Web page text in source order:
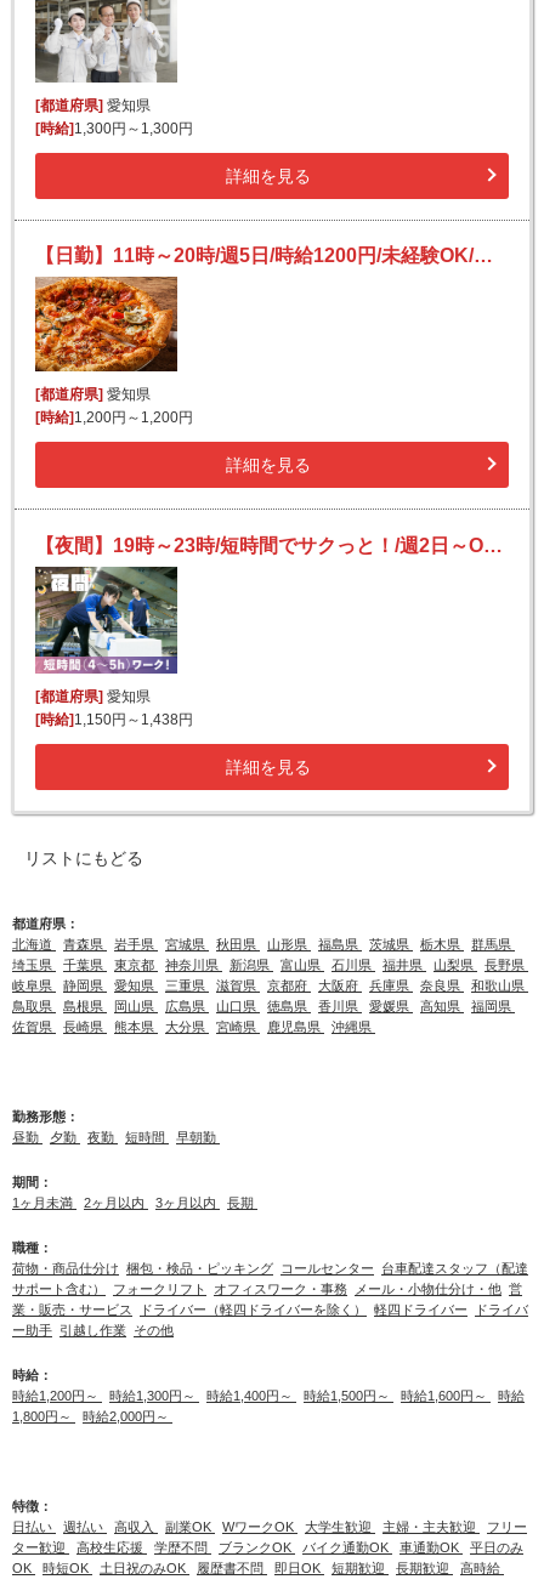
[都道府県]愛知県
[時給]1,300円～1,300円
詳細を見る
【日勤】11時～20時/週5日/時給1200円/未経験OK/日払い可(規定有)/食品の仕分け・検品
[都道府県] 愛知県
[時給] 1,200円～1,200円
詳細を見る
【夜間】19時～23時/短時間でサクっと！/週2日～OK/未経験歓迎/かんたん仕分け
[都道府県] 愛知県
[時給] 1,150円～1,438円
詳細を見る
リストにもどる
都道府県：
北海道
青森県 岩手県 宮城県 秋田県 山形県 福島県 茨城県 栃木県
群馬県
埼玉県
千葉県 東京都 神奈川県 新潟県 富山県 石川県 福井県 山梨県
長野県
岐阜県
静岡県 愛知県 三重県 滋賀県 京都府 大阪府 兵庫県 奈良県
和歌山県
鳥取県
島根県 岡山県 広島県 山口県 徳島県 香川県 愛媛県 高知県
福岡県
佐賀県
長崎県 熊本県 大分県 宮崎県 鹿児島県 沖縄県
勤務形態：
昼勤
夕勤 夜勤 短時間 早朝勤
期間：
1ヶ月未満
2ヶ月以内 3ヶ月以内 長期
職種：
荷物・商品仕分け 梱包・検品・ピッキング コールセンター
台車配達スタッフ（配達
サポート含む）
フォークリフト オフィスワーク・事務 メール・小物仕分け・他 営
業・販売・サービス
ドライバー（軽四ドライバーを除く） 軽四ドライバー
ドライバ
ー助手 引越し作業 その他
時給：
時給1,200円～
時給1,300円～ 時給1,400円～ 時給1,500円～ 時給1,600円～
時給
1,800円～
時給2,000円～
特徴：
日払い
週払い 高収入 副業OK WワークOK 大学生歓迎 主婦・主夫歓迎
フリー
ター歓迎
高校生応援 学歴不問 ブランクOK バイク通勤OK 車通勤OK
平日のみ
OK
時短OK 土日祝のみOK 履歴書不問 即日OK 短期歓迎 長期歓迎 高時給